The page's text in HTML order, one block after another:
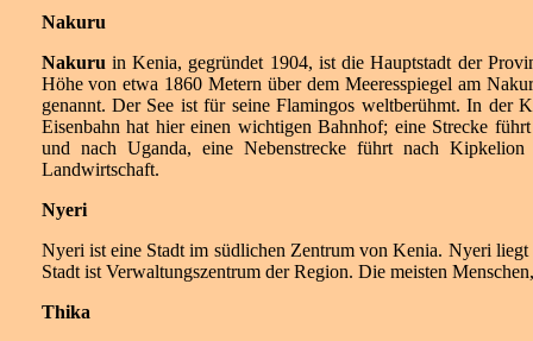
Nakuru
Nakuru in Kenia, gegründet 1904, ist die Hauptstadt der
Höhe von etwa 1860 Metern über dem Meeresspiegel am
genannt. Der See ist für seine Flamingos weltberühmt. In
Eisenbahn hat hier einen wichtigen Bahnhof; eine Strecke
und nach Uganda, eine Nebenstrecke führt nach
Landwirtschaft.
Nyeri
Nyeri ist eine Stadt im südlichen Zentrum von Kenia. Nyeri
Stadt ist Verwaltungszentrum der Region. Die meisten
Thika